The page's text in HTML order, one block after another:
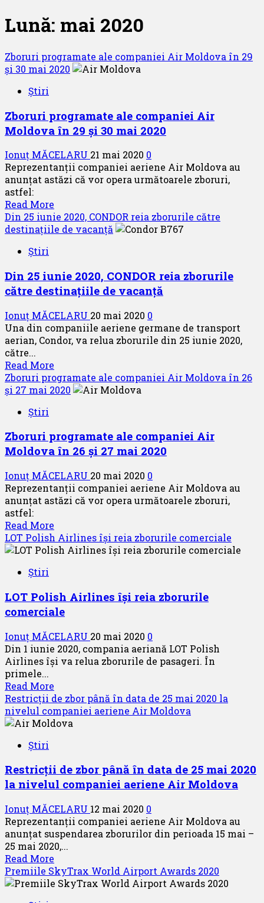
Lună: mai 2020
Zboruri programate ale companiei Air Moldova în 29
și 30 mai 2020
Știri
Zboruri programate ale companiei Air
Moldova în 29 și 30 mai 2020
Ionuț MĂCELARU 21 mai 2020 0
Reprezentanții companiei aeriene Air Moldova au
anunțat astăzi că vor opera următoarele zboruri,
astfel:
Read More
more
about
companiei
Air
în
29
și
2020
Din 25 iunie 2020, CONDOR reia zborurile către
destinațiile de vacanță
Știri
Din 25 iunie 2020, CONDOR reia zborurile
către destinațiile de vacanță
Ionuț MĂCELARU 20 mai 2020 0
Una din companiile aeriene germane de transport
aerian, Condor, va relua zborurile din 25 iunie 2020,
către...
Read More
more
about
2020,
CONDOR
zborurile
către
destinațiile
Zboruri programate ale companiei Air Moldova în 26
și 27 mai 2020
Știri
Zboruri programate ale companiei Air
Moldova în 26 și 27 mai 2020
Ionuț MĂCELARU 20 mai 2020 0
Reprezentanții companiei aeriene Air Moldova au
anunțat astăzi că vor opera următoarele zboruri,
astfel:
Read More
more
about
companiei
Air
în
26
și
2020
LOT Polish Airlines își reia zborurile comerciale
Știri
LOT Polish Airlines își reia zborurile
comerciale
Ionuț MĂCELARU 20 mai 2020 0
Din 1 iunie 2020, compania aeriană LOT Polish
Airlines își va relua zborurile de pasageri. În
primele...
Read More
more
about
LOT
reia
zborurile
Restricții de zbor până în data de 25 mai 2020 la
nivelul companiei aeriene Air Moldova
Știri
Restricții de zbor până în data de 25 mai 2020
la nivelul companiei aeriene Air Moldova
Ionuț MĂCELARU 12 mai 2020 0
Reprezentanții companiei aeriene Air Moldova au
anunțat suspendarea zborurilor din perioada 15 mai –
25 mai 2020,...
Read More
more
about
Premiile SkyTrax World Airport Awards 2020